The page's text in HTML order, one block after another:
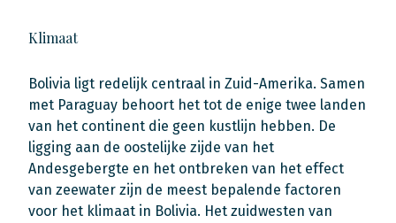
Klimaat
Bolivia ligt redelijk centraal in Zuid-Amerika. Samen
met Paraguay behoort het tot de enige twee landen
van het continent die geen kustlijn hebben. De
ligging aan de oostelijke zijde van het
Andesgebergte en het ontbreken van het effect
van zeewater zijn de meest bepalende factoren
voor het klimaat in Bolivia. Het zuidwesten van